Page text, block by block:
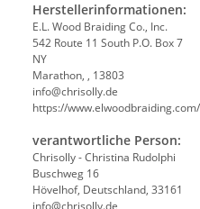
Herstellerinformationen:
E.L. Wood Braiding Co., Inc.
542 Route 11 South P.O. Box 7
NY
Marathon, , 13803
info@chrisolly.de
https://www.elwoodbraiding.com/
verantwortliche Person:
Chrisolly - Christina Rudolphi
Buschweg 16
Hövelhof, Deutschland, 33161